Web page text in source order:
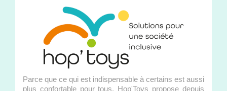
Parce que ce qui est indispensable à certains est aussi
plus confortable pour tous, Hop'Toys propose depuis